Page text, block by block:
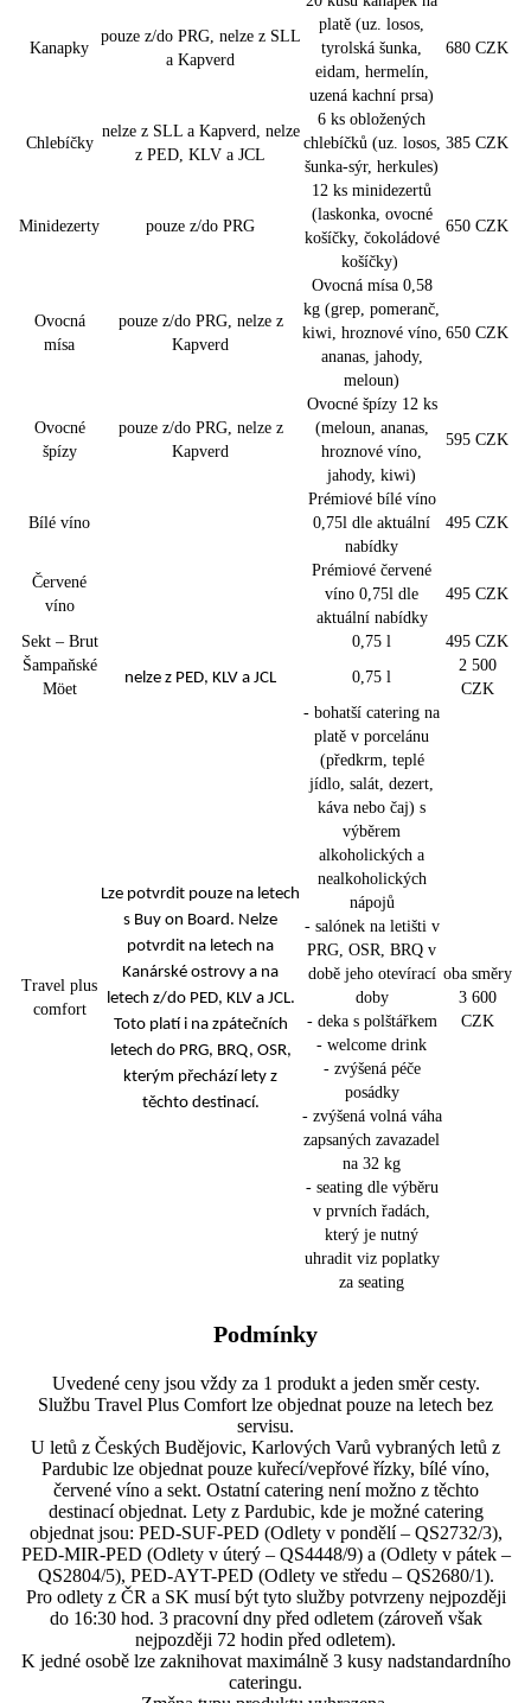
Kanapky
pouze z/do PRG, nelze z SLL
a Kapverd
platě (uz. losos,
tyrolská šunka,
eidam, hermelín,
uzená kachní prsa)
680 CZK
Chlebíčky
nelze z SLL a Kapverd, nelze
z PED, KLV a JCL
6 ks obložených
chlebíčků (uz. losos,
šunka-sýr, herkules)
385 CZK
Minidezerty pouze z/do PRG
12 ks minidezertů
(laskonka, ovocné
košíčky, čokoládové
košíčky)
650 CZK
Ovocná
mísa
pouze z/do PRG, nelze z
Kapverd
Ovocná mísa 0,58
kg (grep, pomeranč,
kiwi, hroznové víno,
ananas, jahody,
meloun)
650 CZK
Ovocné
špízy
pouze z/do PRG, nelze z
Kapverd
Ovocné špízy 12 ks
(meloun, ananas,
hroznové víno,
jahody, kiwi)
595 CZK
Bílé víno
Prémiové bílé víno
0,75l dle aktuální
nabídky
495 CZK
Červené
víno
Prémiové červené
víno 0,75l dle
aktuální nabídky
495 CZK
Sekt – Brut 0,75 l
495 CZK
Šampaňské
Möet
nelze z PED, KLV a JCL 0,75 l
2 500
CZK
Travel plus
comfort
Lze potvrdit pouze na letech
s Buy on Board. Nelze
potvrdit na letech na
Kanárské ostrovy a na
letech z/do PED, KLV a JCL.
Toto platí i na zpátečních
letech do PRG, BRQ, OSR,
kterým přechází lety z
těchto destinací.
- bohatší catering na
platě v porcelánu
(předkrm, teplé
jídlo, salát, dezert,
káva nebo čaj) s
výběrem
alkoholických a
nealkoholických
nápojů
- salónek na letišti v
PRG, OSR, BRQ v
době jeho otevírací
doby
- deka s polštářkem
- welcome drink
- zvýšená péče
posádky
- zvýšená volná váha
zapsaných zavazadel
na 32 kg
- seating dle výběru
v prvních řadách,
který je nutný
uhradit viz poplatky
za seating
oba směry
3 600
CZK
Podmínky
Uvedené ceny jsou vždy za 1 produkt a jeden směr cesty.
Službu Travel Plus Comfort lze objednat pouze na letech bez
servisu.
U letů z Českých Budějovic, Karlových Varů vybraných letů z
Pardubic lze objednat pouze kuřecí/vepřové řízky, bílé víno,
červené víno a sekt. Ostatní catering není možno z těchto
destinací objednat. Lety z Pardubic, kde je možné catering
objednat jsou: PED-SUF-PED (Odlety v pondělí – QS2732/3),
PED-MIR-PED (Odlety v úterý – QS4448/9) a (Odlety v pátek –
QS2804/5), PED-AYT-PED (Odlety ve středu – QS2680/1).
Pro odlety z ČR a SK musí být tyto služby potvrzeny nejpozději
do 16:30 hod. 3 pracovní dny před odletem (zároveň však
nejpozději 72 hodin před odletem).
K jedné osobě lze zaknihovat maximálně 3 kusy nadstandardního
cateringu.